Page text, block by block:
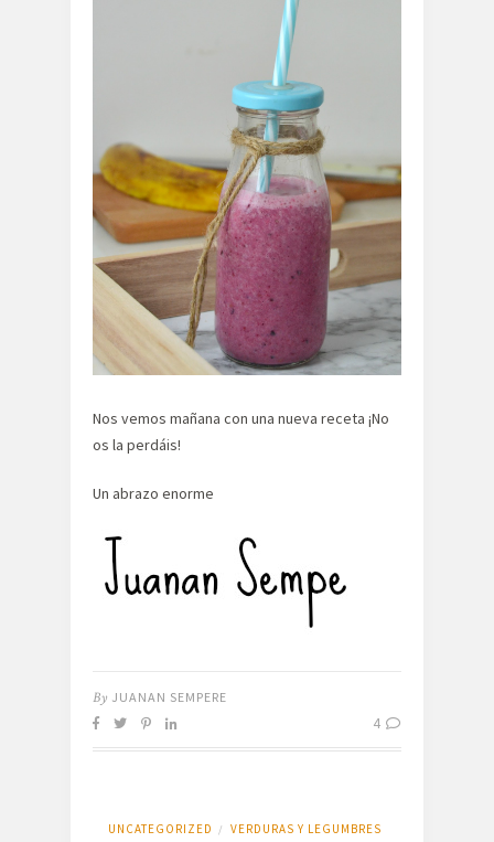
Nos vemos mañana con una nueva receta ¡No
os la perdáis!
Un abrazo enorme
By JUANAN SEMPERE
4
UNCATEGORIZED / VERDURAS Y LEGUMBRES